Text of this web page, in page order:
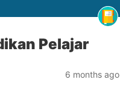
Pelajar
6 months ago